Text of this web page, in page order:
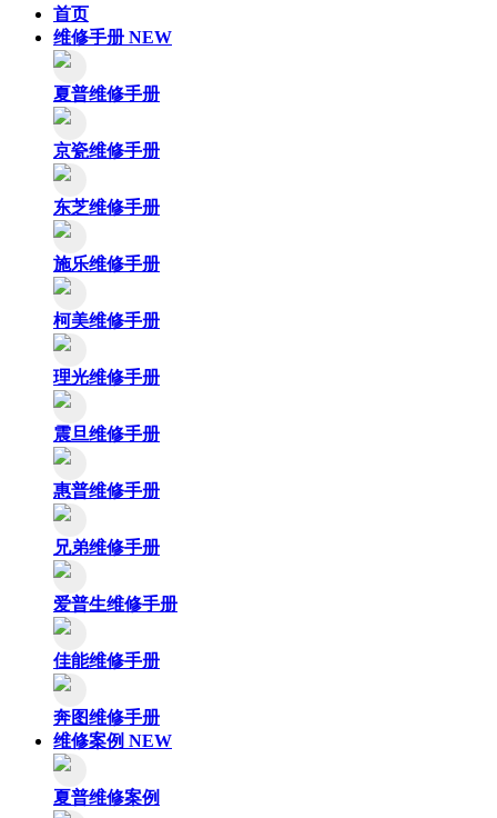
首页
维修手册 NEW
夏普维修手册
京瓷维修手册
东芝维修手册
施乐维修手册
柯美维修手册
理光维修手册
震旦维修手册
惠普维修手册
兄弟维修手册
爱普生维修手册
佳能维修手册
奔图维修手册
维修案例 NEW
夏普维修案例